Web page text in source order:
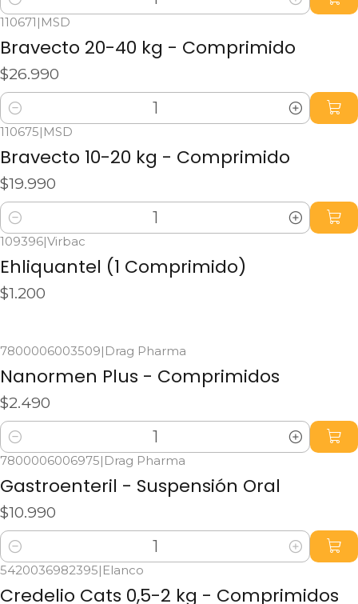
Cantidad
110671 | MSD
Bravecto 20-40 kg - Comprimido
$26.990
Cantidad
110675| MSD
Bravecto 10-20 kg - Comprimido
$19.990
Cantidad
No disponible
109396|Virbac
Ehliquantel (1 Comprimido)
$1.200
7800006003509| Drag Pharma
Nanormen Plus - Comprimidos
$2.490
Cantidad
7800006006975| Drag Pharma
Gastroenteril - Suspensión Oral
$10.990
Cantidad
5420036982395| Elanco
Credelio Cats 0,5-2 kg - Comprimidos